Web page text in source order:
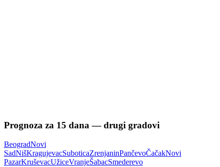
Prognoza za 15 dana — drugi gradovi
BeogradNovi
SadNišKragujevacSuboticaZrenjaninPančevoČačakNovi
PazarKruševacUžiceVranjeŠabacSmederevo